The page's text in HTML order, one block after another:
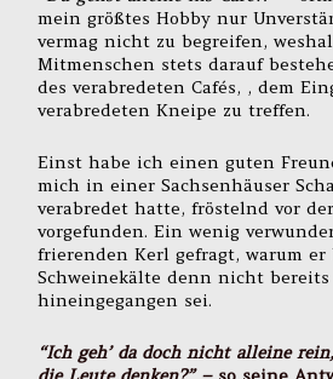
mein größtes Hobby nur
vermag nicht zu begreifen,
Mitmenschen stets darauf
des verabredeten Cafés, , dem
verabredeten Kneipe zu treffen.
Einst habe ich einen guten
mich in einer Sachsenhäuser
verabredet hatte, fröstelnd vor
vorgefunden. Ein wenig
frierenden Kerl gefragt, warum er
Schweinekälte denn nicht
hineingegangen sei.
“Ich geh’ da doch nicht alleine